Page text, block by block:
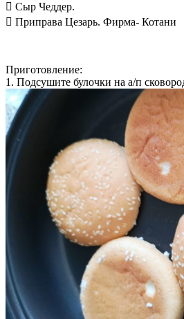
 Сыр Чеддер.
 Приправа Цезарь. Фирма- Котани
Приготовление:
1. Подсушите булочки на а/п